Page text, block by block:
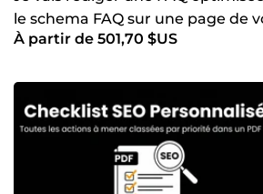
le schema FAQ sur une page de
À partir de 501,70 $US